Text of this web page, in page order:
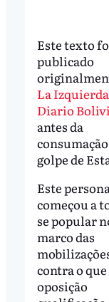
Este texto
publicado
La Izquierda
Diario
antes da
golpe de
Este
começou a
se popular
marco das
contra o que
oposição